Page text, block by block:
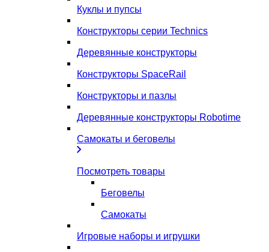
Куклы и пупсы
Конструкторы серии Technics
Деревянные конструкторы
Конструкторы SpaceRail
Конструкторы и пазлы
Деревянные конструкторы Robotime
Самокаты и беговелы
Посмотреть товары
Беговелы
Самокаты
Игровые наборы и игрушки